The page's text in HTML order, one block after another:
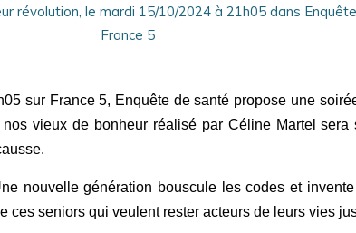
sur France 5, Enquête de santé propose une
vieux de bonheur réalisé par Céline Martel sera
nouvelle génération bouscule les codes et invente
ces seniors qui veulent rester acteurs de leurs vies